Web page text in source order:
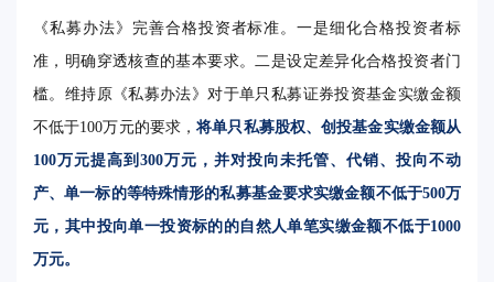
《私募办法》完善合格投资者标准。一是细化合格投资者标
准，明确穿透核查的基本要求。二是设定差异化合格投资者门
槛。维持原《私募办法》对于单只私募证券投资基金实缴金额
不低于100万元的要求，将单只私募股权、创投基金实缴金额从
100万元提高到300万元，并对投向未托管、代销、投向不动
产、单一标的等特殊情形的私募基金要求实缴金额不低于500万
元，其中投向单一投资标的的自然人单笔实缴金额不低于1000
万元。